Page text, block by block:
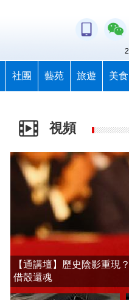
社團 藝苑 旅遊 美食
視頻
【通講壇】歷史陰影重現
借殼還魂